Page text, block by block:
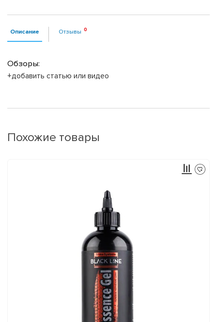
Описание Отзывы
Обзоры:
+добавить статью или видео
Похожие товары